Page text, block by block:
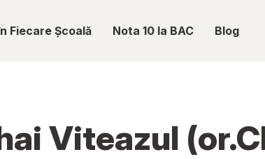
Fiecare Școală Nota 10 la BAC Blog
Viteazul